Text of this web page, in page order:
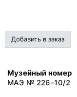
Добавить в заказ
Музейный номер
МАЭ № 226-10/2